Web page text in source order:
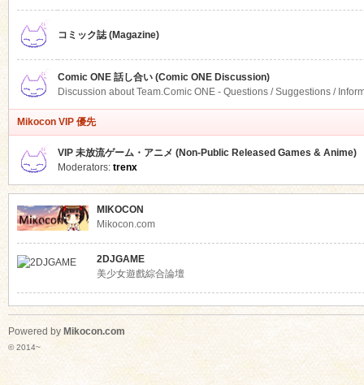
コミック誌 (Magazine)
Comic ONE 話し合い (Comic ONE Discussion)
Discussion about Team.Comic ONE - Questions / Suggestions /
Mikocon VIP 優先
VIP 未放流ゲーム・アニメ (Non-Public Released Games & Anime)
Moderators: trenx
MIKOCON
Mikocon.com
2DJGAME
美少女遊戲綜合論壇
Powered by Mikocon.com
© 2014~